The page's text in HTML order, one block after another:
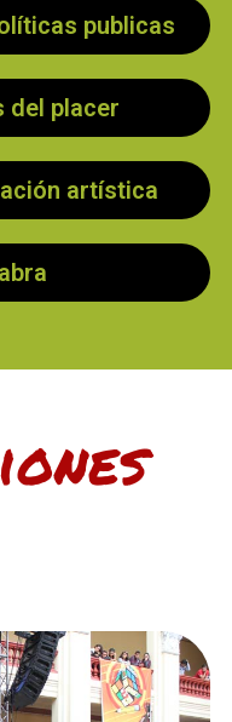
publicas
del placer
artística